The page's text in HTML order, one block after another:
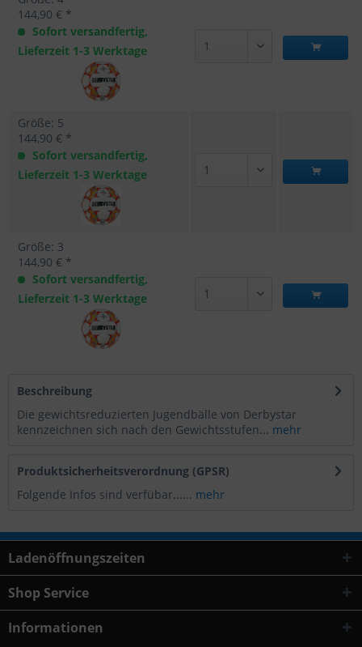
144,90 € *
Sofort versandfertig,
Lieferzeit 1-3 Werktage
Größe: 5
144,90 € *
Sofort versandfertig,
Lieferzeit 1-3 Werktage
Größe: 3
144,90 € *
Sofort versandfertig,
Lieferzeit 1-3 Werktage
Beschreibung
Die gewichtsreduzierten Jugendbälle von Derbystar
kennzeichnen sich nach den Gewichtsstufen... mehr
Produktsicherheitsverordnung (GPSR)
Folgende Infos sind verfübar...... mehr
Ladenöffnungszeiten
Shop Service
Informationen